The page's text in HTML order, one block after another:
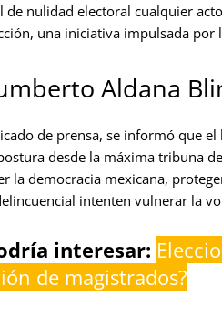
de nulidad electoral cualquier
una iniciativa impulsada
Aldana
de prensa, se informó que
desde la máxima tribuna
la democracia mexicana,
intenten vulnerar la
interesar:
de magistrados?